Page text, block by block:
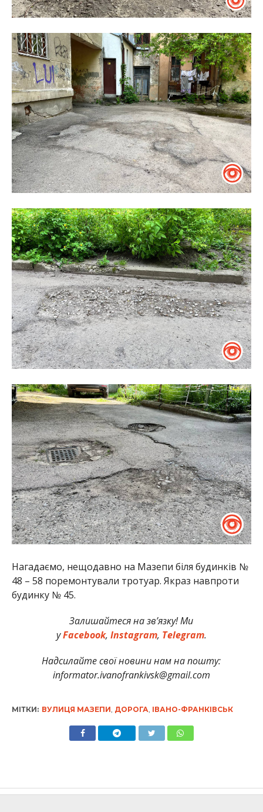
Нагадаємо, нещодавно на Мазепи біля будинків №
48 – 58 поремонтували тротуар. Якраз навпроти
будинку № 45.
Залишайтеся на зв’язку! Ми
уFacebook, Instagram, Telegram.
Надсилайте свої новини нам на пошту:
informator.ivanofrankivsk@gmail.com
МІТКИ: ВУЛИЦЯ МАЗЕПИ, ДОРОГА, ІВАНО-ФРАНКІВСЬК